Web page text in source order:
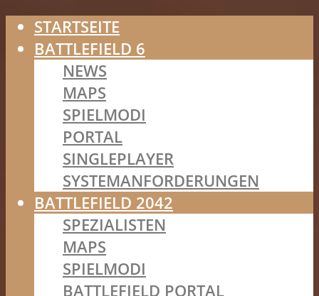
STARTSEITE
BATTLEFIELD 6
NEWS
MAPS
SPIELMODI
PORTAL
SINGLEPLAYER
SYSTEMANFORDERUNGEN
BATTLEFIELD 2042
SPEZIALISTEN
MAPS
SPIELMODI
BATTLEFIELD PORTAL